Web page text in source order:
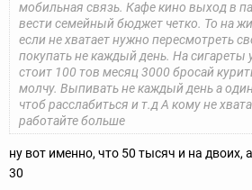
мобильная связь. Кафе кино выход в
вести семейный бюджет четко. То на
если не хватает нужно пересмотреть
покупать не каждый день. На сигареты
стоит 100 тов месяц 3000 бросай
молчу. Выпивать не каждый день а
чтоб расслабиться и т.д А кому не
работайте больше
ну вот именно, что 50 тысяч и на двоих,
30